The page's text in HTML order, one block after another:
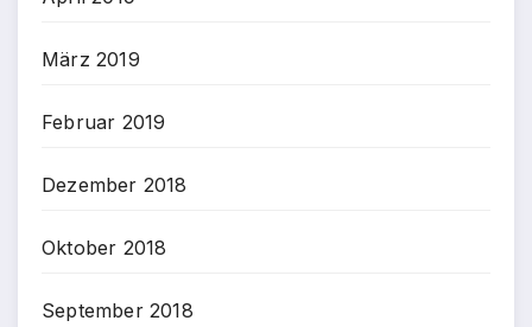
März 2019
Februar 2019
Dezember 2018
Oktober 2018
September 2018